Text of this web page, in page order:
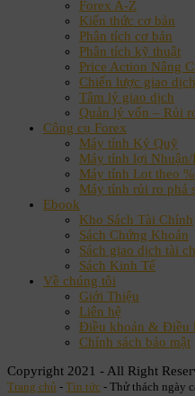
Forex A-Z
Kiến thức cơ bản
Phân tích cơ bản
Phân tích kỹ thuật
Price Action Nâng
Chiến lược giao dịch
Tâm lý giao dịch
Quản lý vốn – Rủi
Công cụ Forex
Máy tính Ký Quỹ
Máy tính lợi
Máy tính Lot theo
Máy tính rủi ro phá
Ebook
Kho Sách Tài Chính
Sách Chứng Khoán
Sách giao dịch tài
Sách Kinh Tế
Về chúng tôi
Giới Thiệu
Liên hệ
Điều khoản & Điều
Chính sách bảo mật
Copyright 2021 - All Right
Trang chủ - Tin tức - Thử thách ngày